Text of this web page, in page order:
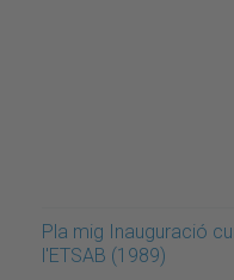
Pla mig Inauguració
l'ETSAB (1989)